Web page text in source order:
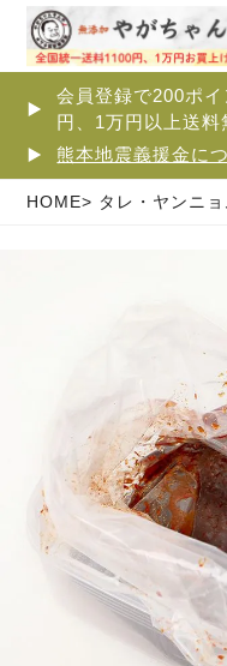
会員登録で200ポ
円、1万円以上送
熊本地震義援金に
HOME タレ・ヤンニ